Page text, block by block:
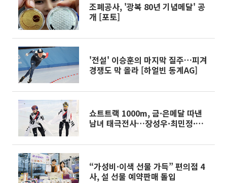
조폐공사, '광복 80년 기념메달' 공
개 [포토]
'전설' 이승훈의 마지막 질주…피겨
경쟁도 막 올라 [하얼빈 동계AG]
쇼트트랙 1000m, 금·은메달 따낸
남녀 태극전사…장성우·최민정·박
“가성비·이색 선물 가득” 편의점 4
사, 설 선물 예약판매 돌입